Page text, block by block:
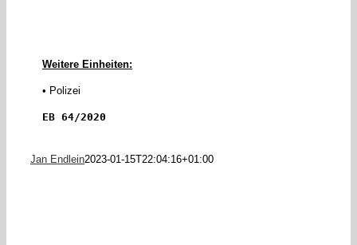
Weitere Einheiten:
• Polizei
EB 64/2020
Jan Endlein2023-01-15T22:04:16+01:00